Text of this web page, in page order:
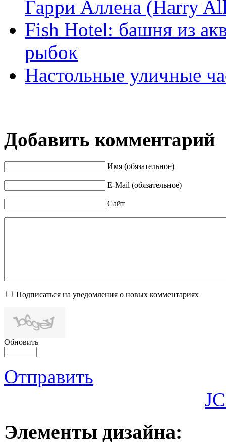
Гарри Аллена (Harry
Fish Hotel: башня из
рыбок
Настольные уличные
Добавить комментарий
Имя (обязательное)
E-Mail (обязательное)
Сайт
Подписаться на уведомления о новых комментариях
Обновить
Отправить
Элементы дизайна: